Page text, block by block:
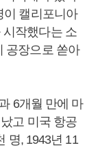
이 캘리포니아
시작했다는 소
공장으로 쏟아
6개월 만에 마
고 미국 항공
명, 1943년 11